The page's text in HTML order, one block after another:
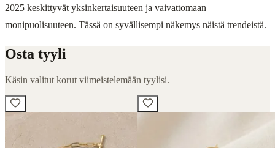
2025 keskittyvät yksinkertaisuuteen ja vaivattomaan
monipuolisuuteen. Tässä on syvällisempi näkemys näistä trendeistä.
Osta tyyli
Käsin valitut korut viimeistelemään tyylisi.